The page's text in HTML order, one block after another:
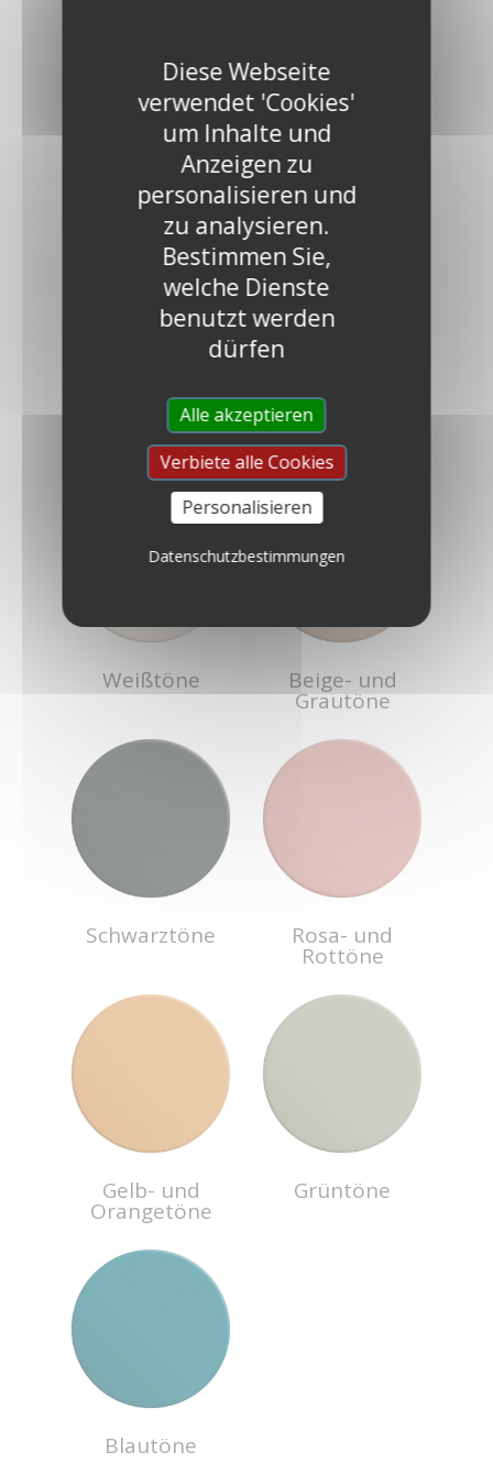
ENTDECKEN
DIE FARBFAMILIEN
Weißtöne Beige- und
Grautöne
Schwarztöne Rosa- und
Rottöne
Gelb- und
Orangetöne
Grüntöne
Blautöne
Diese Webseite
verwendet 'Cookies'
um Inhalte und
Anzeigen zu
personalisieren und
zu analysieren.
Bestimmen Sie,
welche Dienste
benutzt werden
dürfen
Alle akzeptieren
Verbiete alle Cookies
Personalisieren
Datenschutzbestimmungen